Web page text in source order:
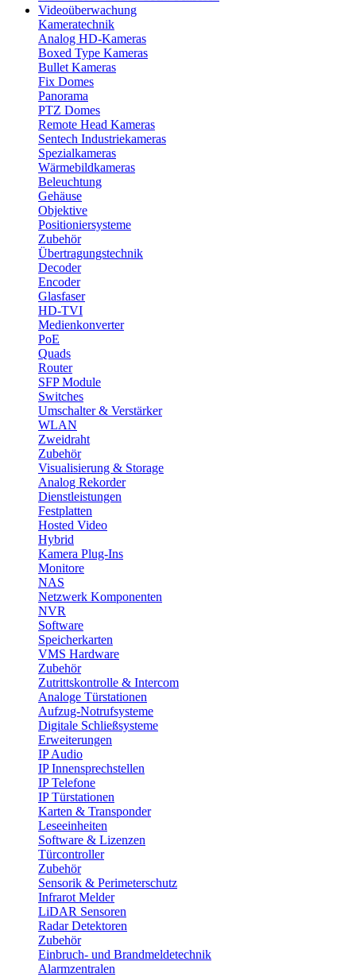
Videoüberwachung
Kameratechnik
Analog HD-Kameras
Boxed Type Kameras
Bullet Kameras
Fix Domes
Panorama
PTZ Domes
Remote Head Kameras
Sentech Industriekameras
Spezialkameras
Wärmebildkameras
Beleuchtung
Gehäuse
Objektive
Positioniersysteme
Zubehör
Übertragungstechnik
Decoder
Encoder
Glasfaser
HD-TVI
Medienkonverter
PoE
Quads
Router
SFP Module
Switches
Umschalter & Verstärker
WLAN
Zweidraht
Zubehör
Visualisierung & Storage
Analog Rekorder
Dienstleistungen
Festplatten
Hosted Video
Hybrid
Kamera Plug-Ins
Monitore
NAS
Netzwerk Komponenten
NVR
Software
Speicherkarten
VMS Hardware
Zubehör
Zutrittskontrolle & Intercom
Analoge Türstationen
Aufzug-Notrufsysteme
Digitale Schließsysteme
Erweiterungen
IP Audio
IP Innensprechstellen
IP Telefone
IP Türstationen
Karten & Transponder
Leseeinheiten
Software & Lizenzen
Türcontroller
Zubehör
Sensorik & Perimeterschutz
Infrarot Melder
LiDAR Sensoren
Radar Detektoren
Zubehör
Einbruch- und Brandmeldetechnik
Alarmzentralen